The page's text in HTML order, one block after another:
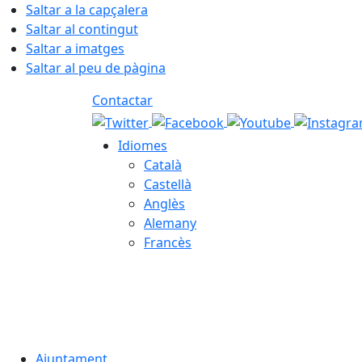
Saltar a la capçalera
Saltar al contingut
Saltar a imatges
Saltar al peu de pàgina
Contactar
Idiomes
Català
Castellà
Anglès
Alemany
Francès